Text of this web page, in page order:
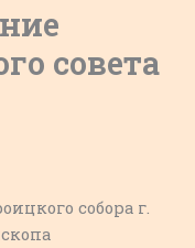
совета
собора г.